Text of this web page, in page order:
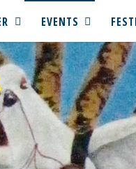
EVENTS